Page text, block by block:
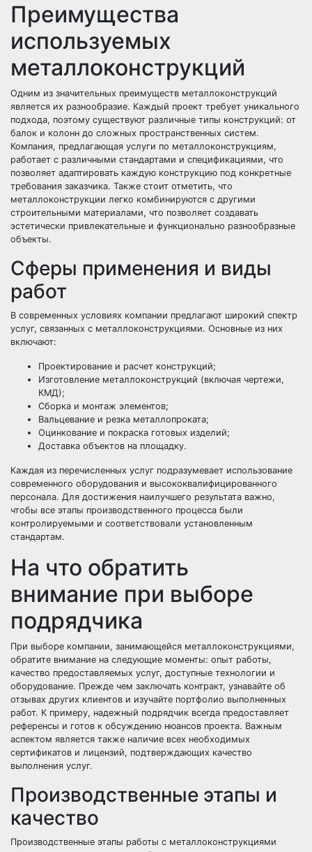
Преимущества
используемых
металлоконструкций
Одним из значительных преимуществ металлоконструкций
является их разнообразие. Каждый проект требует уникального
подхода, поэтому существуют различные типы конструкций: от
балок и колонн до сложных пространственных систем.
Компания, предлагающая услуги по металлоконструкциям,
работает с различными стандартами и спецификациями, что
позволяет адаптировать каждую конструкцию под конкретные
требования заказчика. Также стоит отметить, что
металлоконструкции легко комбинируются с другими
строительными материалами, что позволяет создавать
эстетически привлекательные и функционально разнообразные
объекты.
Сферы применения и виды
работ
В современных условиях компании предлагают широкий спектр
услуг, связанных с металлоконструкциями. Основные из них
включают:
Проектирование и расчет конструкций;
Изготовление металлоконструкций (включая чертежи,
КМД);
Сборка и монтаж элементов;
Вальцевание и резка металлопроката;
Оцинкование и покраска готовых изделий;
Доставка объектов на площадку.
Каждая из перечисленных услуг подразумевает использование
современного оборудования и высококвалифицированного
персонала. Для достижения наилучшего результата важно,
чтобы все этапы производственного процесса были
контролируемыми и соответствовали установленным
стандартам.
На что обратить
внимание при выборе
подрядчика
При выборе компании, занимающейся металлоконструкциями,
обратите внимание на следующие моменты: опыт работы,
качество предоставляемых услуг, доступные технологии и
оборудование. Прежде чем заключать контракт, узнавайте об
отзывах других клиентов и изучайте портфолио выполненных
работ. К примеру, надежный подрядчик всегда предоставляет
референсы и готов к обсуждению нюансов проекта. Важным
аспектом является также наличие всех необходимых
сертификатов и лицензий, подтверждающих качество
выполнения услуг.
Производственные этапы и
качество
Производственные этапы работы с металлоконструкциями